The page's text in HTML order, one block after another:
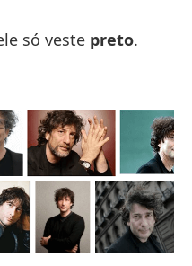
só veste preto.